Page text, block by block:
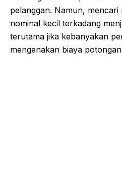
pelanggan. Namun,
nominal kecil terkadang
terutama jika kebanyakan
mengenakan biaya